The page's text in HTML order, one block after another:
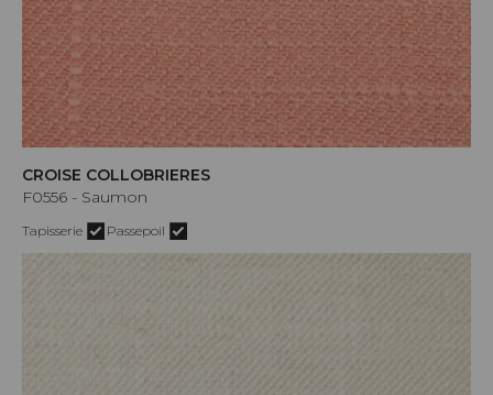
CROISE COLLOBRIERES
F0556 - Saumon
Tapisserie Passepoil